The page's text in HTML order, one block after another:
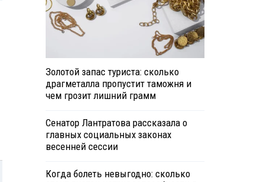
Золотой запас туриста: сколько
драгметалла пропустит таможня и
чем грозит лишний грамм
Сенатор Лантратова рассказала о
главных социальных законах
весенней сессии
Когда болеть невыгодно: сколько